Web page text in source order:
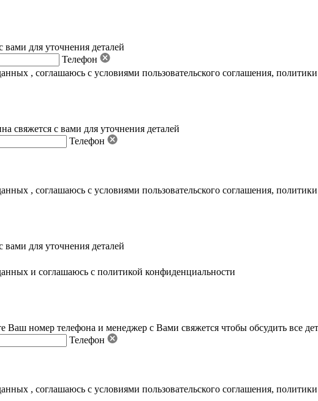
для уточнения деталей
Телефон
, соглашаюсь с условиями пользовательского соглашения,
свяжется с вами для уточнения деталей
Телефон
, соглашаюсь с условиями пользовательского соглашения,
для уточнения деталей
и соглашаюсь с политикой конфиденциальности
Ваш номер телефона и менеджер с Вами свяжется чтобы обсудить все
Телефон
, соглашаюсь с условиями пользовательского соглашения,